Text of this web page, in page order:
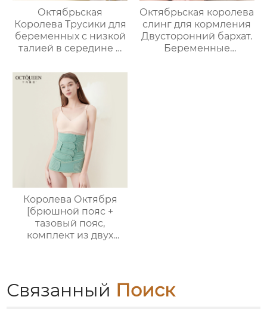
Октябрьская
Королева Трусики для
беременных с низкой
талией в середине и
беременности
Большой размер
Хлопок Промежность
Беременность
Специальный Тонкий
Без Следа Ранний
Ледяной Шелк
Октябрьская королева
слинг для кормления
Двусторонний бархат.
Беременные
Королева Октября
[брюшной пояс +
тазовый пояс,
комплект из двух
фиксация для
беременных женщин
Связанный Поиск